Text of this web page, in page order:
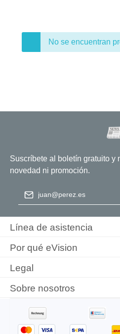
No se encuentran
Suscríbete al boletín gratuito y
novedad ni promoción.
Dirección de correo
términos y condiciones generales
Línea de asistencia
Por qué eVision
Legal
Sobre nosotros